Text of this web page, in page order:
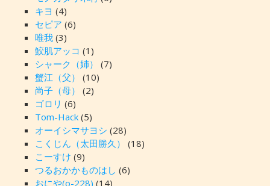
キヨ (4)
セピア (6)
唯我(3)
鮫肌アッコ (1)
シャーク（姉）
(7)
蟹江（父）
(10)
尚子（母）
(2)
ゴロリ (6)
Tom-Hack(5)
オーイシマサヨシ (28)
こくじん（太田勝久）
(18)
こーすけ (9)
つるおかかものはし (6)
おにや(o-228) (14)